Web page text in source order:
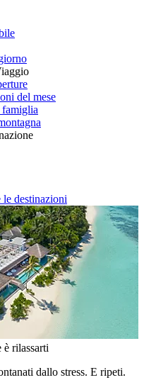
del mese
le destinazioni
rilassarti
dallo stress. E ripeti.